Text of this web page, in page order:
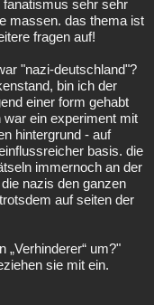
fanatismus sehr sehr
massen. das thema ist
fragen auf!
"nazi-deutschland"?
bin ich der
einer form gehabt
ein experiment mit
hintergrund - auf
basis. die
immernoch an der
nazis den ganzen
auf seiten der
„Verhinderer“ um?"
sie mit ein.